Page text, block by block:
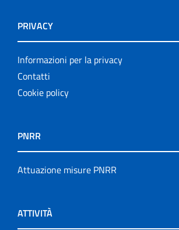
PRIVACY
Informazioni per la privacy
Contatti
Cookie policy
PNRR
Attuazione misure PNRR
ATTIVITÀ